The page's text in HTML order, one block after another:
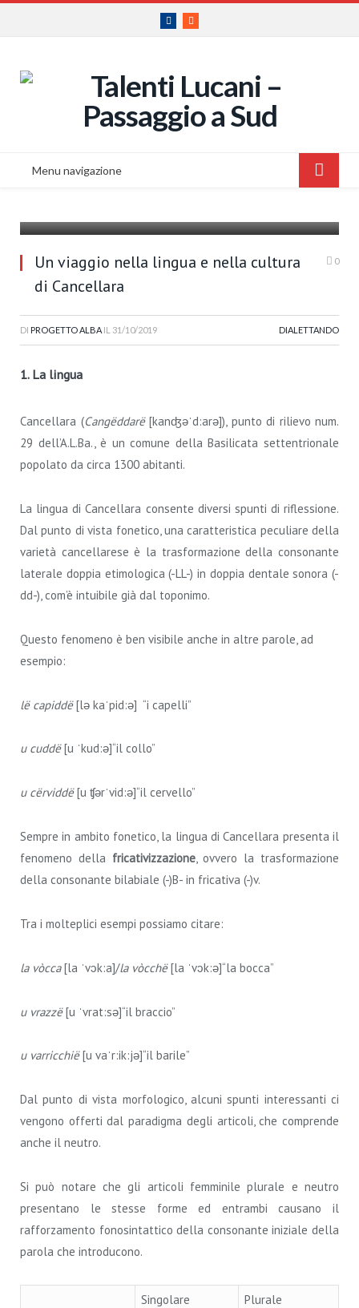
Facebook
RSS
Menu navigazione
Un viaggio nella lingua e nella cultura
di Cancellara
0
DI PROGETTO ALBA IL 31/10/2019 DIALETTANDO
1. La lingua
Cancellara (Cangëddarë[kanʤəˈd:arə]), punto di rilievo num.
29 dell’A.L.Ba., è un comune della Basilicata settentrionale
popolato da circa 1300 abitanti.
La lingua di Cancellara consente diversi spunti di riflessione.
Dal punto di vista fonetico, una caratteristica peculiare della
varietà cancellarese è la trasformazione della consonante
laterale doppia etimologica (-LL-) in doppia dentale sonora (-
dd-), com’è intuibile già dal toponimo.
Questo fenomeno è ben visibile anche in altre parole, ad
esempio:
lë capiddë[lə kaˈpid:ə] “i capelli”
u cuddë[u ˈkud:ə]“il collo”
u cërviddë[u ʧərˈvid:ə]“il cervello”
Sempre in ambito fonetico, la lingua di Cancellara presenta il
fenomeno della fricativizzazione, ovvero la trasformazione
della consonante bilabiale (-)B- in fricativa (-)v.
Tra i molteplici esempi possiamo citare:
la vòcca[la ˈvɔk:a]/la vòcchë[la ˈvɔk:ə]“la bocca”
u vrazzë[u ˈvrat:sə]“il braccio”
u varricchië[u vaˈr:ik:jə]“il barile”
Dal punto di vista morfologico, alcuni spunti interessanti ci
vengono offerti dal paradigma degli articoli, che comprende
anche il neutro.
Si può notare che gli articoli femminile plurale e neutro
presentano le stesse forme ed entrambi causano il
rafforzamento fonosintattico della consonante iniziale della
parola che introducono.
Singolare
Plurale